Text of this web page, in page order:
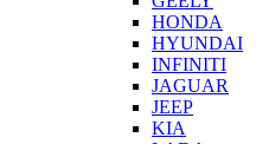
HONDA
HYUNDAI
INFINITI
JAGUAR
JEEP
KIA